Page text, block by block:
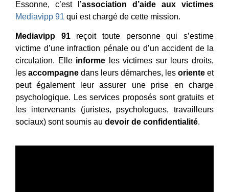
Essonne, c’est l’association d’aide aux victimes
Mediavipp 91 qui est chargé de cette mission.
Mediavipp 91reçoit toute personne qui s’estime
victime d’une infraction pénale ou d’un accident de la
circulation. Elle informe
les victimes sur leurs droits,
les accompagne dans leurs démarches, les oriente et
peut également leur assurer une prise en charge
psychologique. Les services proposés sont gratuits et
les intervenants (juristes, psychologues, travailleurs
sociaux) sont soumis au devoir de confidentialité.